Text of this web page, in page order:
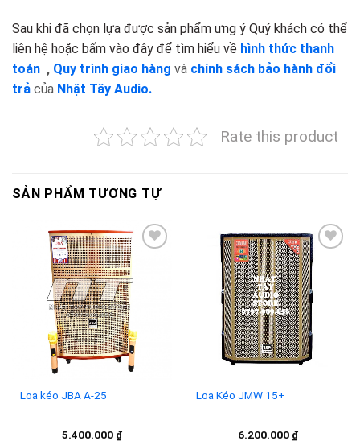
Sau khi đã chọn lựa được sản phẩm ưng ý Quý khách có thể
liên hệ hoặc bấm vào đây để tìm hiểu về hình thức thanh
toán , Quy trình giao hàng và chính sách bảo hành đổi
trả của Nhật Tây Audio.
Rate this product
SẢN PHẨM TƯƠNG TỰ
Loa kéo JBA A-25
5.400.000 ₫
Add to
wishlist
Loa Kéo JMW 15+
6.200.000 ₫